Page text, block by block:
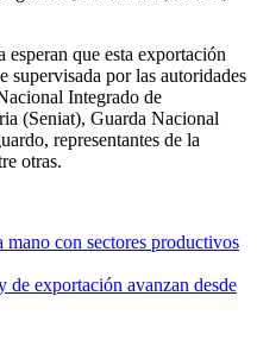
esperan que esta exportación
supervisada por las autoridades
Integrado de
(Seniat), Guarda Nacional
representantes de la
otras.
con sectores productivos
de exportación avanzan desde